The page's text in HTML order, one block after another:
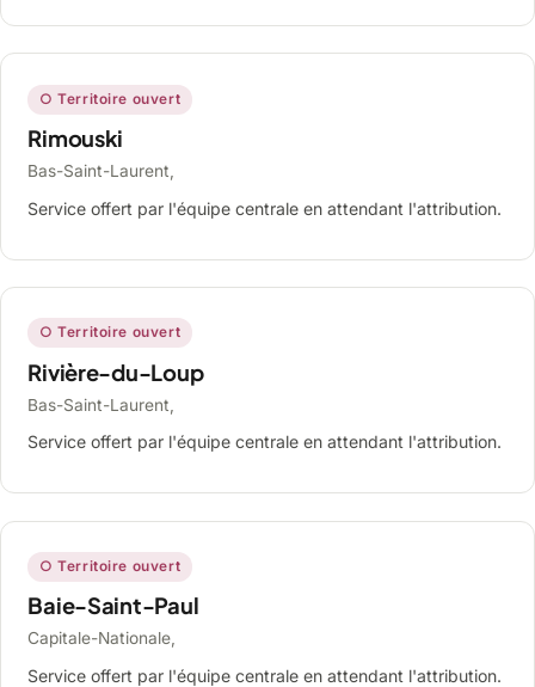
○ Territoire ouvert
Rimouski
Bas-Saint-Laurent,
Service offert par l'équipe centrale en attendant l'attribution.
○ Territoire ouvert
Rivière-du-Loup
Bas-Saint-Laurent,
Service offert par l'équipe centrale en attendant l'attribution.
○ Territoire ouvert
Baie-Saint-Paul
Capitale-Nationale,
Service offert par l'équipe centrale en attendant l'attribution.